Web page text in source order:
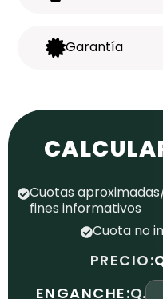
Garantía
Cuotas
fines informativos
Cuota no
PRECIO:
ENGANCHE:Q.